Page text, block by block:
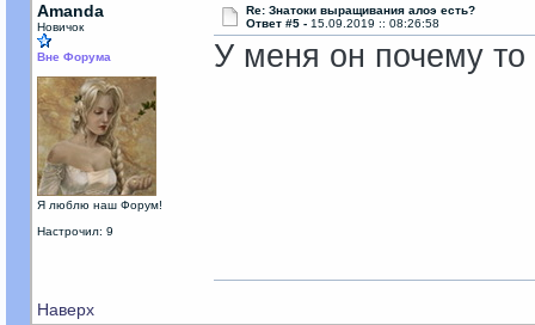
Amanda
Новичок
Вне Форума
Я люблю наш Форум!
Настрочил: 9
Re: Знатоки выращивания алоэ есть?
Ответ #5 - 15.09.2019 :: 08:26:58
У меня он почему то
Наверх